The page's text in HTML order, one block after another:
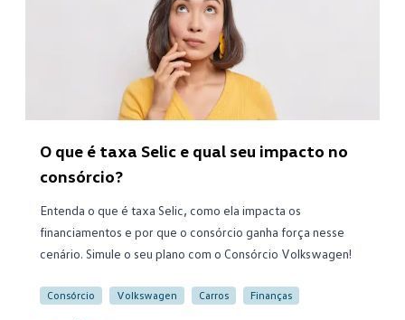
O que é taxa Selic e qual seu impacto no
consórcio?
Entenda o que é taxa Selic, como ela impacta os
financiamentos e por que o consórcio ganha força nesse
cenário. Simule o seu plano com o Consórcio Volkswagen!
Consórcio Volkswagen Carros Finanças